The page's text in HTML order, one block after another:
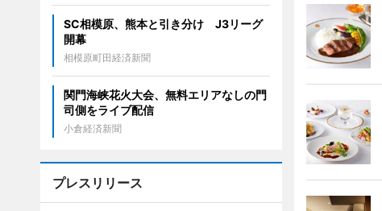
SC相模原、熊本と引き分け J3リーグ
開幕
相模原町田経済新聞
関門海峡花火大会、無料エリアなしの門
司側をライブ配信
小倉経済新聞
プレスリリース